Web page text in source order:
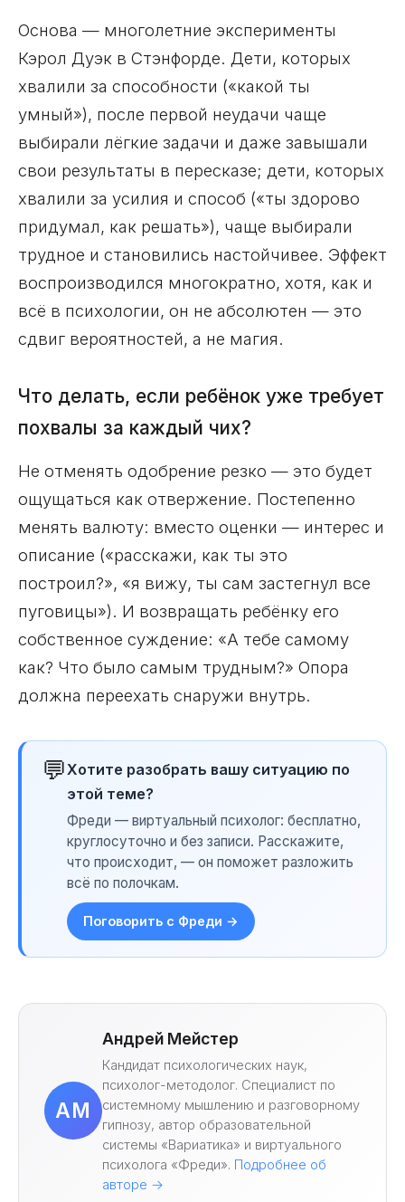
Основа — многолетние эксперименты
Кэрол Дуэк в Стэнфорде. Дети, которых
хвалили за способности («какой ты
умный»), после первой неудачи чаще
выбирали лёгкие задачи и даже завышали
свои результаты в пересказе; дети, которых
хвалили за усилия и способ («ты здорово
придумал, как решать»), чаще выбирали
трудное и становились настойчивее. Эффект
воспроизводился многократно, хотя, как и
всё в психологии, он не абсолютен — это
сдвиг вероятностей, а не магия.
Что делать, если ребёнок уже требует
похвалы за каждый чих?
Не отменять одобрение резко — это будет
ощущаться как отвержение. Постепенно
менять валюту: вместо оценки — интерес и
описание («расскажи, как ты это
построил?», «я вижу, ты сам застегнул все
пуговицы»). И возвращать ребёнку его
собственное суждение: «А тебе самому
как? Что было самым трудным?» Опора
должна переехать снаружи внутрь.
💬Хотите разобрать вашу ситуацию по
этой теме?
Фреди — виртуальный психолог: бесплатно,
круглосуточно и без записи. Расскажите,
что происходит, — он поможет разложить
всё по полочкам.
Поговорить с Фреди →
АМ
Андрей Мейстер
Кандидат психологических наук,
психолог-методолог. Специалист по
системному мышлению и разговорному
гипнозу, автор образовательной
системы «Вариатика» и виртуального
психолога «Фреди». Подробнее об
авторе →